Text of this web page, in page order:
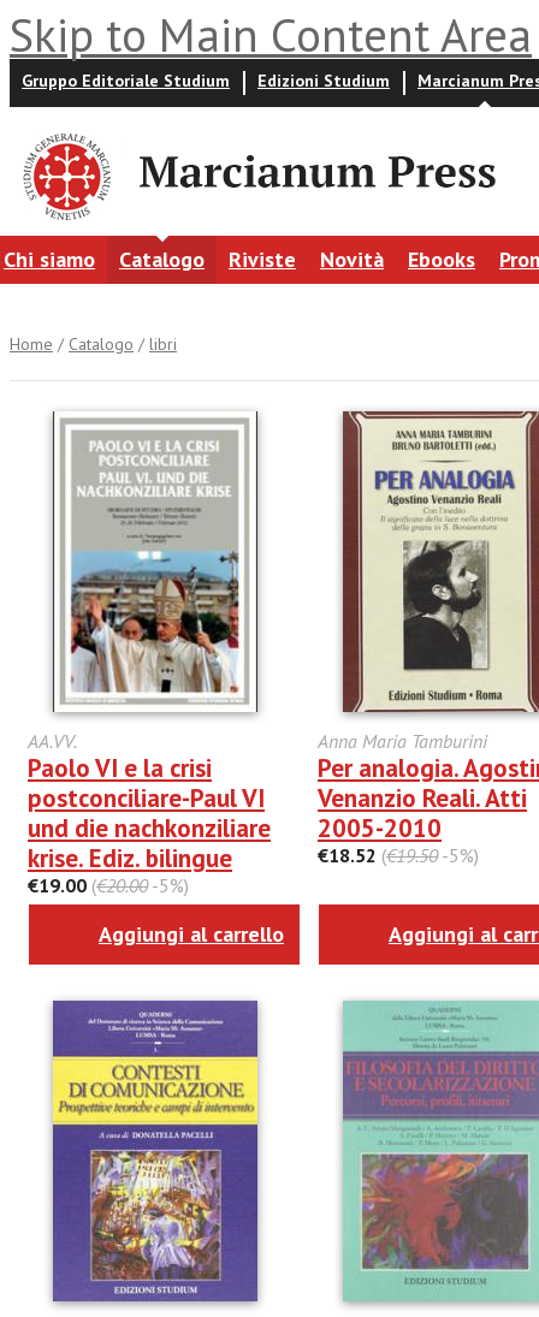
Skip to Main Content Area
Gruppo Editoriale Studium Edizioni Studium Marcianum
Chi siamo Catalogo Riviste Novità Ebooks
Home / Catalogo / libri
AA.VV.
Paolo VI e la crisi
postconciliare-Paul VI
und die nachkonziliare
krise. Ediz. bilingue
€19.00 (€20.00-5%)
Aggiungi al carrello
Anna Maria Tamburini
Per analogia.
Venanzio Reali. Atti
2005-2010
€18.52 (€19.50-5%)
Aggiungi al